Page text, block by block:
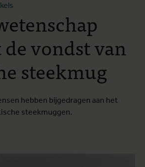
vondst van
steekmug
hebben bijgedragen aan het
steekmuggen.